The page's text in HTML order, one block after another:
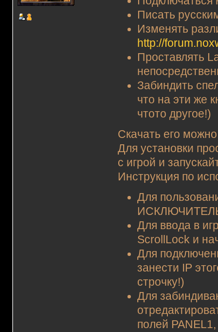
Писать
Изменять
http://
Проставлять
Забиндить
что на эти же
чтото другое!)
Скачать его
Для установки
с игрой и
Инструкция по
Для
Для ввода в
ScrollLock и
Для
занести IP
строчку!)
Для
полей